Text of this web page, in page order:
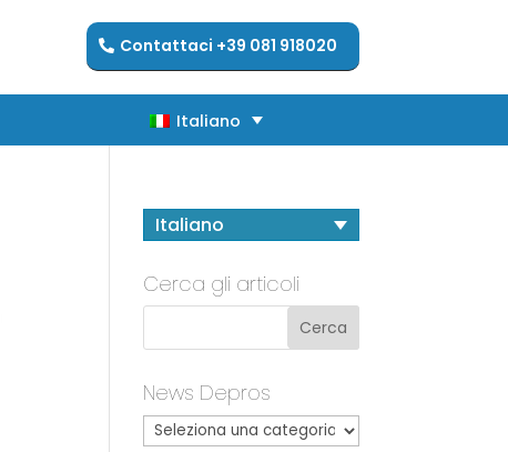
Contattaci +39 081 918020
Italiano
Italiano
Italiano
Cerca gli articoli
News Depros